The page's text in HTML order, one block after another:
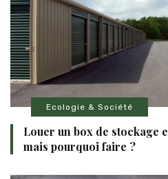
Ecologie & Société
Louer un box de stockage
mais pourquoi faire ?